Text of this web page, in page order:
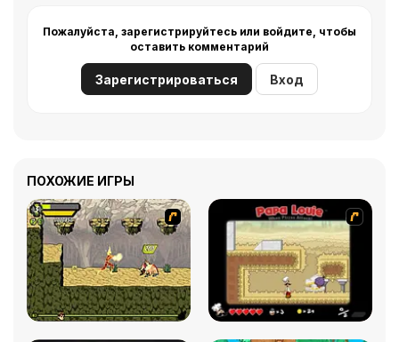
Пожалуйста, зарегистрируйтесь или войдите, чтобы
оставить комментарий
Зарегистрироваться Вход
ПОХОЖИЕ ИГРЫ